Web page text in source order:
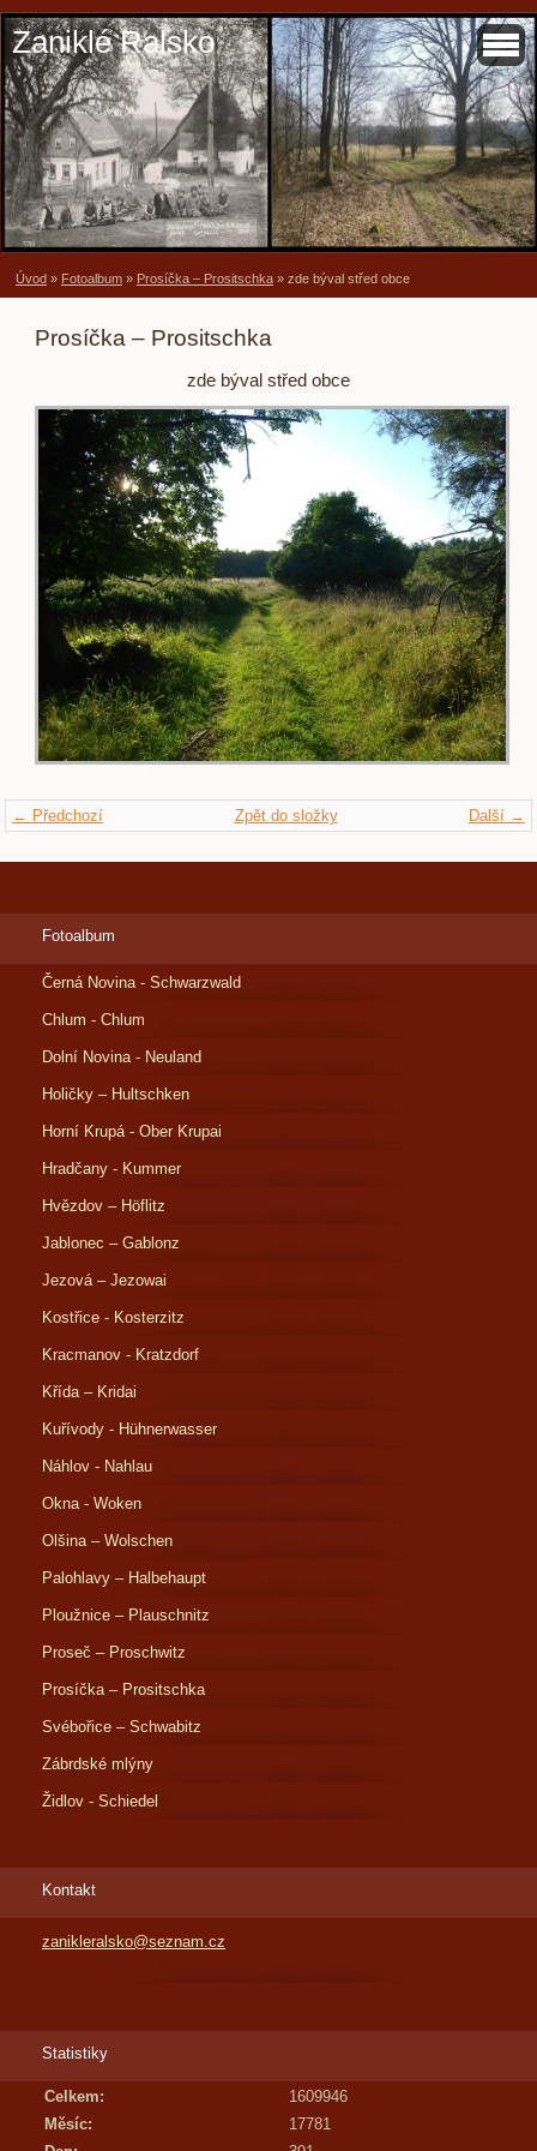
Zaniklé Ralsko
Úvod » Fotoalbum » Prosíčka – Prositschka » zde býval střed obce
Prosíčka – Prositschka
zde býval střed obce
← Předchozí Další →
Zpět do složky
Fotoalbum
Černá Novina - Schwarzwald
Chlum - Chlum
Dolní Novina - Neuland
Holičky – Hultschken
Horní Krupá - Ober Krupai
Hradčany - Kummer
Hvězdov – Höflitz
Jablonec – Gablonz
Jezová – Jezowai
Kostřice - Kosterzitz
Kracmanov - Kratzdorf
Křída – Kridai
Kuřívody - Hühnerwasser
Náhlov - Nahlau
Okna - Woken
Olšina – Wolschen
Palohlavy – Halbehaupt
Ploužnice – Plauschnitz
Proseč – Proschwitz
Prosíčka – Prositschka
Svébořice – Schwabitz
Zábrdské mlýny
Židlov - Schiedel
Kontakt
zanikleralsko@seznam.cz
Statistiky
Celkem:
1609946
Měsíc:
17781